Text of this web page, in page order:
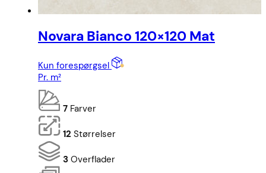
Novara Bianco 120×120 Mat
Kun forespørgsel
Pr. m²
7 Farver
12 Størrelser
3 Overflader